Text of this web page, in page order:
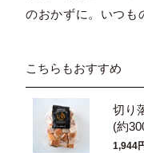
のおかずに。いつも
こちらもおすすめ
切り
(約
1,944